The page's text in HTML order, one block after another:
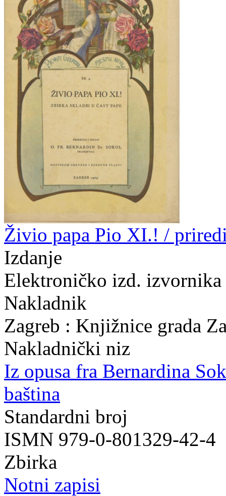
Živio papa Pio XI.! /
Izdanje
Elektroničko izd.
Nakladnik
Zagreb : Knjižnice grada
Nakladnički niz
Iz opusa fra Bernardina
baština
Standardni broj
ISMN 979-0-801329-42-4
Zbirka
Notni zapisi